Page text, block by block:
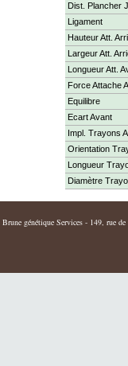
Dist. Plancher
Ligament
Hauteur Att.
Largeur Att.
Longueur Att.
Force Attache
Equilibre
Ecart Avant
Impl. Trayons
Orientation
Longueur
Diamètre
Brune génétique Services - 149, rue